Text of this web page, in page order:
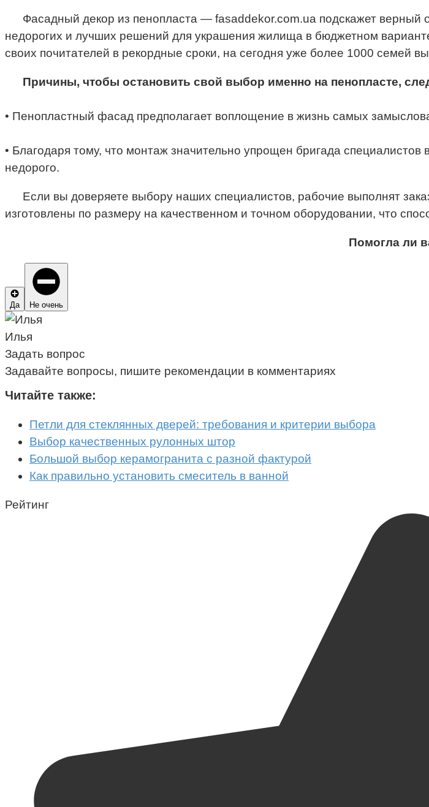
Фасадный декор из пенопласта — fasaddekor.com.ua подскажет верный
недорогих и лучших решений для украшения жилища в бюджетном
своих почитателей в рекордные сроки, на сегодня уже более 1000 семей
Причины, чтобы остановить свой выбор именно на пенопласте,
• Пенопластный фасад предполагает воплощение в жизнь самых
• Благодаря тому, что монтаж значительно упрощен бригада
недорого.
Если вы доверяете выбору наших специалистов, рабочие выполнят
изготовлены по размеру на качественном и точном оборудовании, что
Помогла ли
Да Не очень
Илья
Задать вопрос
Задавайте вопросы, пишите рекомендации в комментариях
Читайте также:
Петли для стеклянных дверей: требования и критерии выбора
Выбор качественных рулонных штор
Большой выбор керамогранита с разной фактурой
Как правильно установить смеситель в ванной
Рейтинг